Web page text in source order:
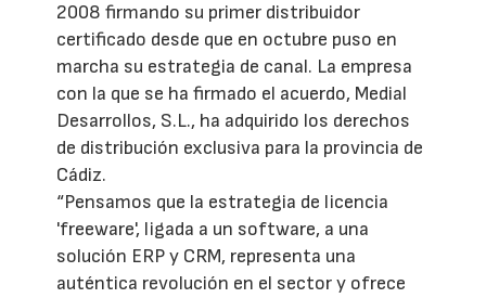
2008 firmando su primer distribuidor
certificado desde que en octubre puso en
marcha su estrategia de canal. La empresa
con la que se ha firmado el acuerdo, Medial
Desarrollos, S.L., ha adquirido los derechos
de distribución exclusiva para la provincia de
Cádiz.
“Pensamos que la estrategia de licencia
'freeware', ligada a un software, a una
solución ERP y CRM, representa una
auténtica revolución en el sector y ofrece